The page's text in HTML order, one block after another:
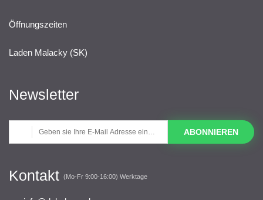
Öffnungszeiten
Laden Malacky (SK)
Newsletter
ABONNIEREN
Kontakt (Mo-Fr 9:00-16:00) Werktage